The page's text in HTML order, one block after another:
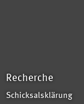
Recherche
Schicksalsklärung